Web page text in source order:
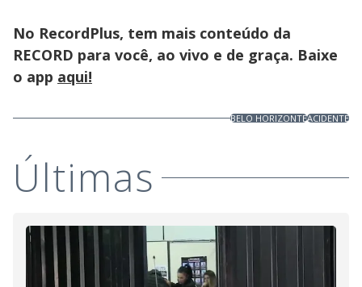
No RecordPlus, tem mais conteúdo da
RECORD para você, ao vivo e de graça. Baixe
o app aqui!
BELO HORIZONTEACIDENTE
Últimas